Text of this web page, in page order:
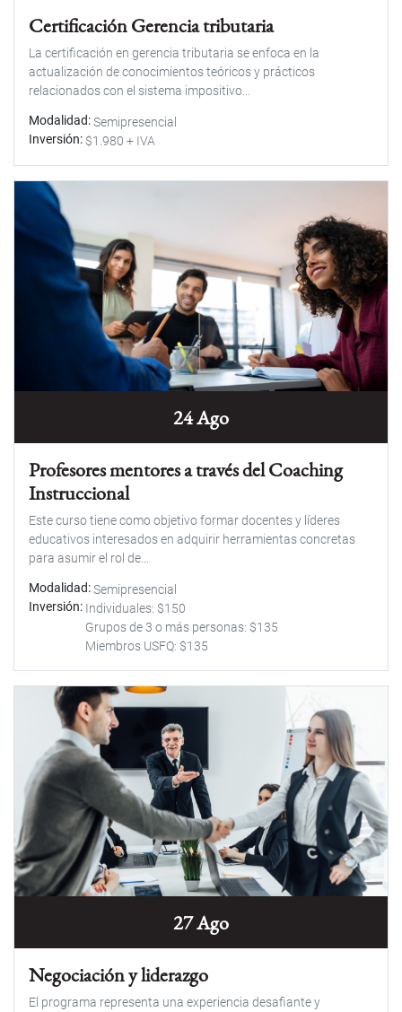
Certificación Gerencia tributaria
La certificación en gerencia tributaria se enfoca en la
actualización de conocimientos teóricos y prácticos
relacionados con el sistema impositivo...
Modalidad Semipresencial
Inversión $1.980 + IVA
24 Ago
Profesores mentores a través del Coaching
Instruccional
Este curso tiene como objetivo formar docentes y líderes
educativos interesados en adquirir herramientas concretas
para asumir el rol de...
Modalidad Semipresencial
Inversión Individuales: $150
Grupos de 3 o más personas: $135
Miembros USFQ: $135
27 Ago
Negociación y liderazgo
El programa representa una experiencia desafiante y